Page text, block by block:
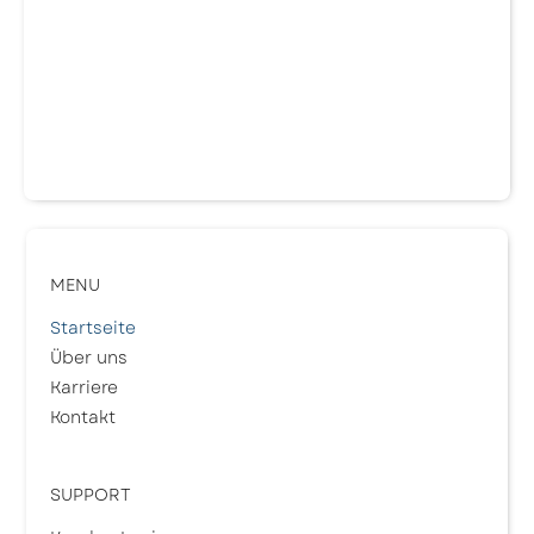
MENU
Startseite
Über uns
Karriere
Kontakt
SUPPORT